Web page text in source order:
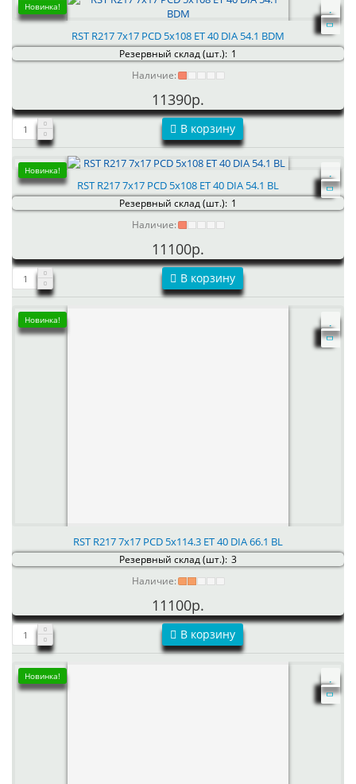
Новинка!
RST R217 7x17 PCD 5x108 ET 40 DIA 54.1 BDM
Резервный склад (шт.): 1
Наличие:
11390р.
В корзину
Новинка!
RST R217 7x17 PCD 5x108 ET 40 DIA 54.1 BL
Резервный склад (шт.): 1
Наличие:
11100р.
В корзину
Новинка!
RST R217 7x17 PCD 5x114.3 ET 40 DIA 66.1 BL
Резервный склад (шт.): 3
Наличие:
11100р.
В корзину
Новинка!